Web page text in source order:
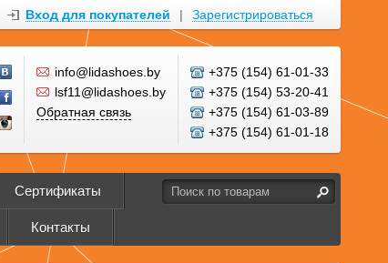
Вход для покупателей | Зарегистрироваться
info@lidashoes.by
lsf11@lidashoes.by
Обратная связь
+375 (154) 61-01-33
+375 (154) 53-20-41
+375 (154) 61-03-89
+375 (154) 61-01-18
Сертификаты
Контакты